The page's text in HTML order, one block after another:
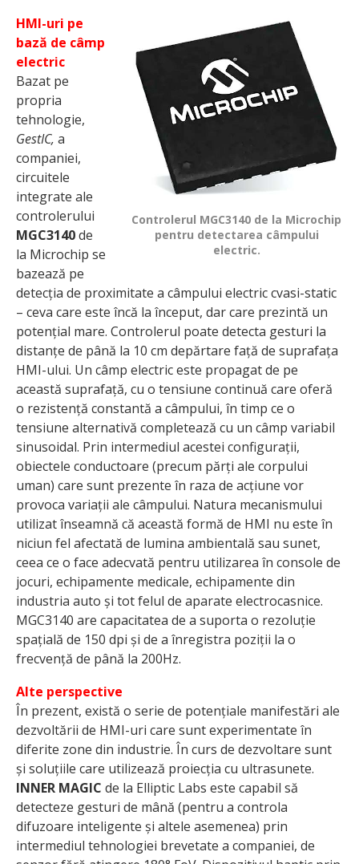
Controlerul MGC3140 de la Microchip
pentru detectarea câmpului
electric.
HMI-uri pe
bază de câmp
electric
Bazat pe
propria
tehnologie,
GestIC, a
companiei,
circuitele
integrate ale
controlerului
MGC3140de
la Microchip se
bazează pe
detecția de proximitate a câmpului electric cvasi-static
– ceva care este încă la început, dar care prezintă un
potențial mare. Controlerul poate detecta gesturi la
distanțe de până la 10 cm depărtare față de suprafața
HMI-ului. Un câmp electric este propagat de pe
această suprafață, cu o tensiune continuă care oferă
o rezistență constantă a câmpului, în timp ce o
tensiune alternativă completează cu un câmp variabil
sinusoidal. Prin intermediul acestei configurații,
obiectele conductoare (precum părți ale corpului
uman) care sunt prezente în raza de acțiune vor
provoca variații ale câmpului. Natura mecanismului
utilizat înseamnă că această formă de HMI nu este în
niciun fel afectată de lumina ambientală sau sunet,
ceea ce o face adecvată pentru utilizarea în console de
jocuri, echipamente medicale, echipamente din
industria auto și tot felul de aparate electrocasnice.
MGC3140 are capacitatea de a suporta o rezoluție
spațială de 150 dpi și de a înregistra poziții la o
frecvență de până la 200Hz.
Alte perspective
În prezent, există o serie de potențiale manifestări ale
dezvoltării de HMI-uri care sunt experimentate în
diferite zone din industrie. În curs de dezvoltare sunt
și soluțiile care utilizează proiecția cu ultrasunete.
INNER MAGIC de la Elliptic Labs este capabil să
detecteze gesturi de mână (pentru a controla
difuzoare inteligente și altele asemenea) prin
intermediul tehnologiei brevetate a companiei, de